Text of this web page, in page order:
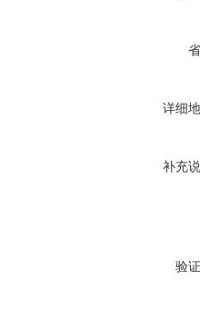
详细
补充
验